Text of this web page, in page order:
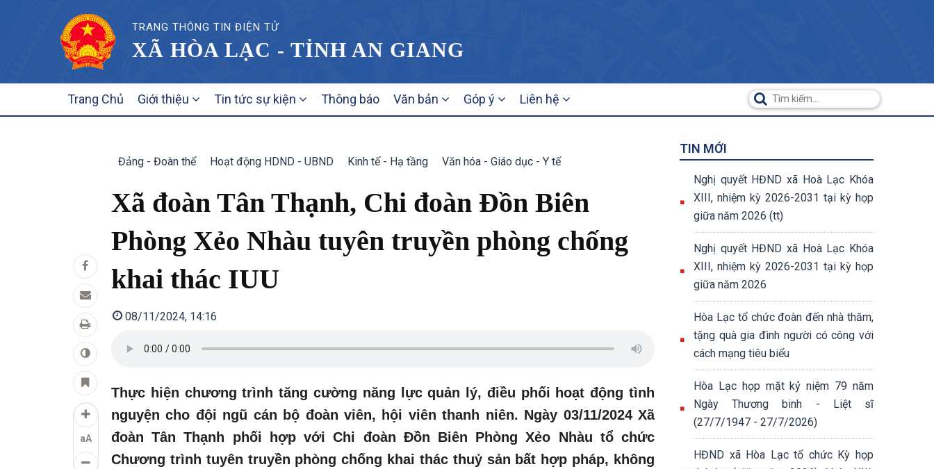
TRANG THÔNG TIN ĐIỆN TỬ
XÃ HÒA LẠC - TỈNH AN GIANG
NAVIGATION
Trang Chủ Giới thiệu Tin tức sự kiện Thông báo Văn bản Góp ý Liên hệ
aA
Đảng - Đoàn thể Hoạt động HDND - UBND Kinh tế - Hạ tầng Văn hóa - Giáo dục - Y tế
Xã đoàn Tân Thạnh, Chi đoàn Đồn Biên
Phòng Xẻo Nhàu tuyên truyền phòng chống
khai thác IUU
08/11/2024, 14:16
Thực hiện chương trình tăng cường năng lực quản lý, điều phối hoạt động tình
nguyện cho đội ngũ cán bộ đoàn viên, hội viên thanh niên. Ngày 03/11/2024 Xã
đoàn Tân Thạnh phối hợp với Chi đoàn Đồn Biên Phòng Xẻo Nhàu tổ chức
Chương trình tuyên truyền phòng chống khai thác thuỷ sản bất hợp pháp, không
TIN MỚI
Nghị quyết HĐND xã Hoà Lạc Khóa
XIII, nhiệm kỳ 2026-2031 tại kỳ họp
giữa năm 2026 (tt)
Nghị quyết HĐND xã Hoà Lạc Khóa
XIII, nhiệm kỳ 2026-2031 tại kỳ họp
giữa năm 2026
Hòa Lạc tổ chức đoàn đến nhà thăm,
tặng quà gia đình người có công với
cách mạng tiêu biểu
Hòa Lạc họp mặt kỷ niệm 79 năm
Ngày Thương binh - Liệt sĩ
(27/7/1947 - 27/7/2026)
HĐND xã Hòa Lạc tổ chức Kỳ họp